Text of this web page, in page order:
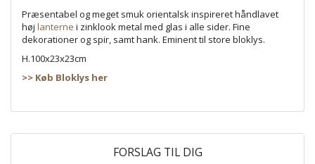
Præsentabel og meget smuk orientalsk inspireret håndlavet
høj lanterne i zinklook metal med glas i alle sider. Fine
dekorationer og spir, samt hank. Eminent til store bloklys.
H.100x23x23cm
>> Køb Bloklys her
FORSLAG TIL DIG